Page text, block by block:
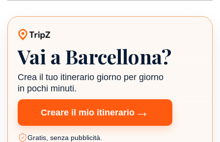
Planner di viaggio TripZ
Vai a Barcellona?
Crea il tuo itinerario giorno per giorno
in pochi minuti.
Creare il mio itinerario →
Gratis, senza pubblicità.